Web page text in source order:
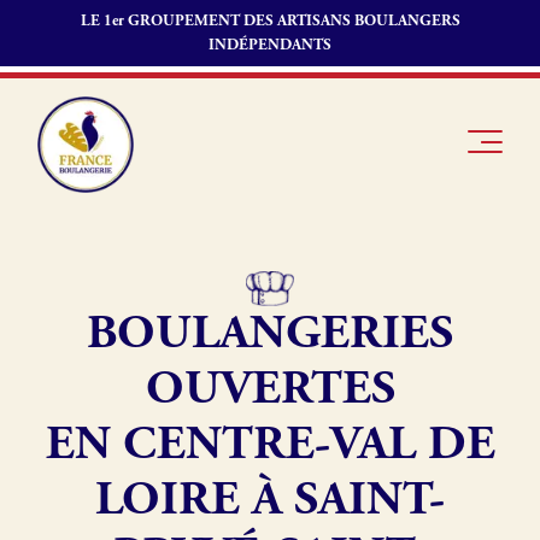
LE 1er GROUPEMENT DES ARTISANS BOULANGERS
INDÉPENDANTS
Je suis
Je découvre
Boulangerie
Pourquoi
adhérer à
Offres
Fonds de
Actualités
Je suis
BOULANGERIES
OUVERTES
EN CENTRE-VAL DE
LOIRE À SAINT-